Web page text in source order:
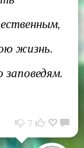
жизнь.
7